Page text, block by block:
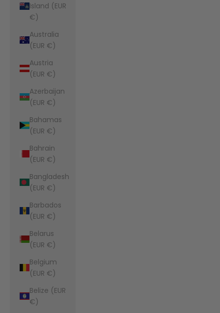
Island (EUR
€)
Australia
(EUR €)
Austria
(EUR €)
Azerbaijan
(EUR €)
Bahamas
(EUR €)
Bahrain
(EUR €)
Bangladesh
(EUR €)
Barbados
(EUR €)
Belarus
(EUR €)
Belgium
(EUR €)
Belize (EUR
€)